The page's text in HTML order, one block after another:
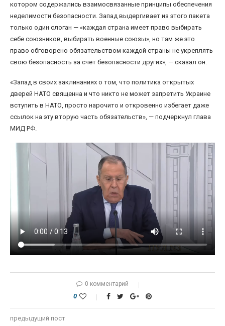
котором содержались взаимосвязанные принципы обеспечения
неделимости безопасности. Запад выдергивает из этого пакета
только один слоган — «каждая страна имеет право выбирать
себе союзников, выбирать военные союзы», но там же это
право обговорено обязательством каждой страны не укреплять
свою безопасность за счет безопасности других», — сказал он.
«Запад в своих заклинаниях о том, что политика открытых
дверей НАТО священна и что никто не может запретить Украине
вступить в НАТО, просто нарочито и откровенно избегает даже
ссылок на эту вторую часть обязательств», — подчеркнул глава
МИД РФ.
0 комментарий
0
предыдущий пост